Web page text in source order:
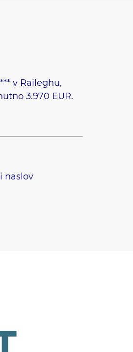
v Raileghu,
3.970 EUR.
naslov